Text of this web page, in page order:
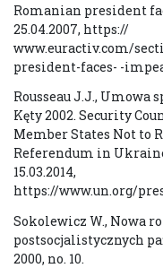
Romanian president
25.04.2007, https://
www.euractiv.com/
president-faces- -
Rousseau J.J., Umowa
Kęty 2002. Security
Member States Not to
Referendum in
15.03.2014,
https://www.un.org/
Sokolewicz W., Nowa
postsocjalistycznych
2000, no. 10.